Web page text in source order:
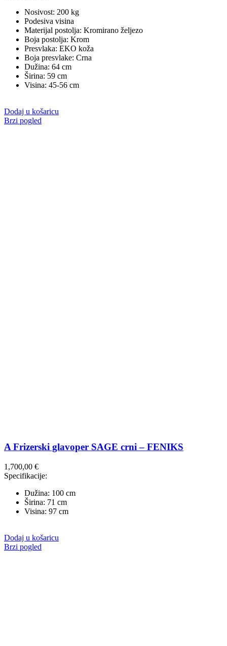
Nosivost: 200 kg
Podesiva visina
Materijal postolja: Kromirano željezo
Boja postolja: Krom
Presvlaka: EKO koža
Boja presvlake: Crna
Dužina: 64 cm
Širina: 59 cm
Visina: 45-56 cm
Dodaj u košaricu
Brzi pogled
A Frizerski glavoper SAGE crni – FENIKS
1,700,00 €
Specifikacije:
Dužina: 100 cm
Širina: 71 cm
Visina: 97 cm
Dodaj u košaricu
Brzi pogled